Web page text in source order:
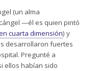
(un alma
—él es quien pintó
cuarta dimensión) y
desarrollaron fuertes
Pregunté a
ellos habían sido